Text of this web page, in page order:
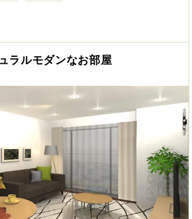
ラルモダンなお部屋